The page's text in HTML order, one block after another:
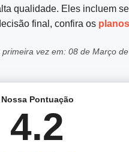
qualidade. Eles incluem
final, confira os
vez em: 08 de Março
Nossa Pontuação
4.2